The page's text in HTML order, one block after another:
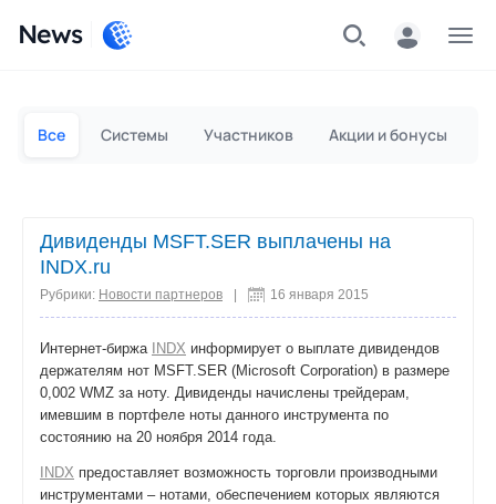
News
Все Системы Участников Акции и бонусы
Дивиденды MSFT.SER выплачены на
INDX.ru
Рубрики: Новости партнеров 16 января 2015
Интернет-биржа INDX информирует о выплате дивидендов
держателям нот MSFT.SER (Microsoft Corporation) в размере
0,002 WMZ за ноту. Дивиденды начислены трейдерам,
имевшим в портфеле ноты данного инструмента по
состоянию на 20 ноября 2014 года.
INDX предоставляет возможность торговли производными
инструментами – нотами, обеспечением которых являются